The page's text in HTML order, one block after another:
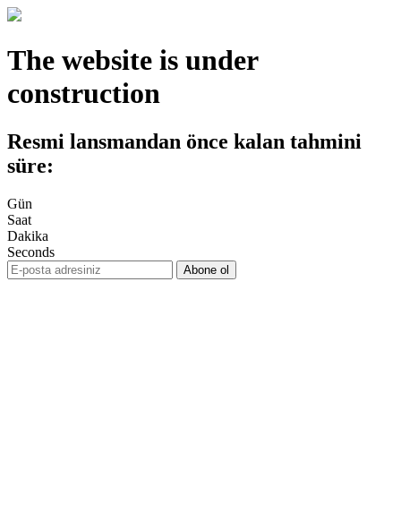
The website is under
construction
Resmi lansmandan önce kalan tahmini
süre:
Gün
Saat
Dakika
Seconds